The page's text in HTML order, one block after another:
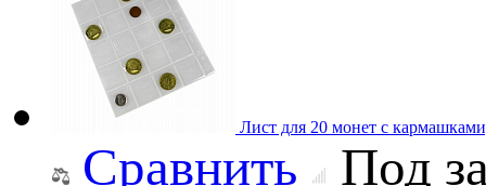
Лист для 20 монет с
Сравнить Под